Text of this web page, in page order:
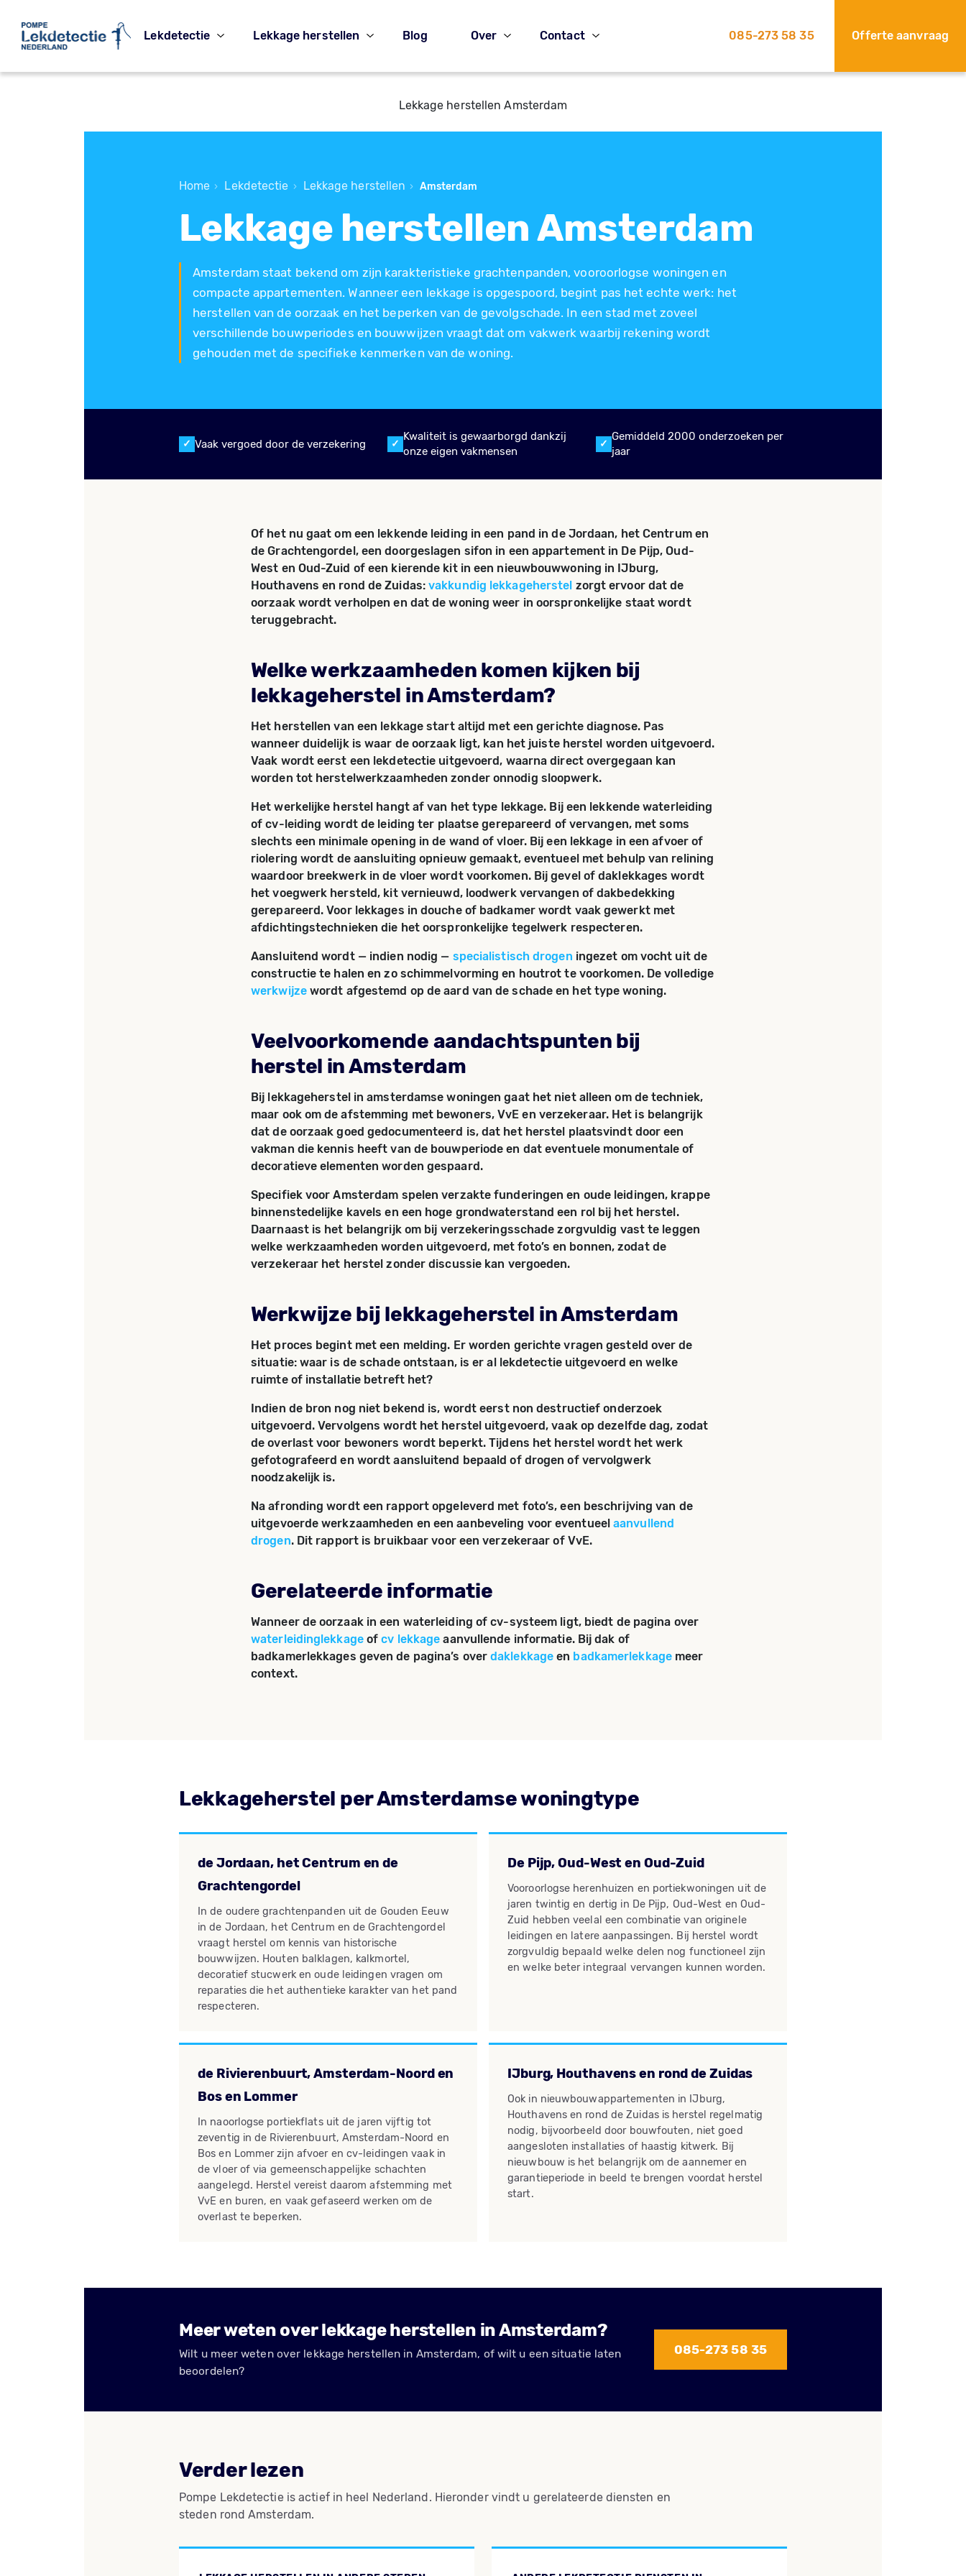
Lekdetectie Lekkage herstellen Blog Over Contact 085-273 58 35 Offerte aanvraag
Lekkage herstellen Amsterdam
Home › Lekdetectie › Lekkage herstellen › Amsterdam
Lekkage herstellen Amsterdam
Amsterdam staat bekend om zijn karakteristieke grachtenpanden, vooroorlogse woningen en
compacte appartementen. Wanneer een lekkage is opgespoord, begint pas het echte werk: het
herstellen van de oorzaak en het beperken van de gevolgschade. In een stad met zoveel
verschillende bouwperiodes en bouwwijzen vraagt dat om vakwerk waarbij rekening wordt
gehouden met de specifieke kenmerken van de woning.
Vaak vergoed door de verzekering
Kwaliteit is gewaarborgd dankzij
onze eigen vakmensen
Gemiddeld 2000 onderzoeken per
jaar
Of het nu gaat om een lekkende leiding in een pand in de Jordaan, het Centrum en
de Grachtengordel, een doorgeslagen sifon in een appartement in De Pijp, Oud-
West en Oud-Zuid of een kierende kit in een nieuwbouwwoning in IJburg,
Houthavens en rond de Zuidas:vakkundig lekkageherstel zorgt ervoor dat de
oorzaak wordt verholpen en dat de woning weer in oorspronkelijke staat wordt
teruggebracht.
Welke werkzaamheden komen kijken bij
lekkageherstel in Amsterdam?
Het herstellen van een lekkage start altijd met een gerichte diagnose. Pas
wanneer duidelijk is waar de oorzaak ligt, kan het juiste herstel worden uitgevoerd.
Vaak wordt eerst een lekdetectie uitgevoerd, waarna direct overgegaan kan
worden tot herstelwerkzaamheden zonder onnodig sloopwerk.
Het werkelijke herstel hangt af van het type lekkage. Bij een lekkende waterleiding
of cv-leiding wordt de leiding ter plaatse gerepareerd of vervangen, met soms
slechts een minimale opening in de wand of vloer. Bij een lekkage in een afvoer of
riolering wordt de aansluiting opnieuw gemaakt, eventueel met behulp van relining
waardoor breekwerk in de vloer wordt voorkomen. Bij gevel of daklekkages wordt
het voegwerk hersteld, kit vernieuwd, loodwerk vervangen of dakbedekking
gerepareerd. Voor lekkages in douche of badkamer wordt vaak gewerkt met
afdichtingstechnieken die het oorspronkelijke tegelwerk respecteren.
Aansluitend wordt — indien nodig — specialistisch drogen ingezet om vocht uit de
constructie te halen en zo schimmelvorming en houtrot te voorkomen. De volledige
werkwijzewordt afgestemd op de aard van de schade en het type woning.
Veelvoorkomende aandachtspunten bij
herstel in Amsterdam
Bij lekkageherstel in amsterdamse woningen gaat het niet alleen om de techniek,
maar ook om de afstemming met bewoners, VvE en verzekeraar. Het is belangrijk
dat de oorzaak goed gedocumenteerd is, dat het herstel plaatsvindt door een
vakman die kennis heeft van de bouwperiode en dat eventuele monumentale of
decoratieve elementen worden gespaard.
Specifiek voor Amsterdam spelen verzakte funderingen en oude leidingen, krappe
binnenstedelijke kavels en een hoge grondwaterstand een rol bij het herstel.
Daarnaast is het belangrijk om bij verzekeringsschade zorgvuldig vast te leggen
welke werkzaamheden worden uitgevoerd, met foto’s en bonnen, zodat de
verzekeraar het herstel zonder discussie kan vergoeden.
Werkwijze bij lekkageherstel in Amsterdam
Het proces begint met een melding. Er worden gerichte vragen gesteld over de
situatie: waar is de schade ontstaan, is er al lekdetectie uitgevoerd en welke
ruimte of installatie betreft het?
Indien de bron nog niet bekend is, wordt eerst non destructief onderzoek
uitgevoerd. Vervolgens wordt het herstel uitgevoerd, vaak op dezelfde dag, zodat
de overlast voor bewoners wordt beperkt. Tijdens het herstel wordt het werk
gefotografeerd en wordt aansluitend bepaald of drogen of vervolgwerk
noodzakelijk is.
Na afronding wordt een rapport opgeleverd met foto’s, een beschrijving van de
uitgevoerde werkzaamheden en een aanbeveling voor eventueelaanvullend
drogen. Dit rapport is bruikbaar voor een verzekeraar of VvE.
Gerelateerde informatie
Wanneer de oorzaak in een waterleiding of cv-systeem ligt, biedt de pagina over
waterleidinglekkageofcv lekkage aanvullende informatie. Bij dak of
badkamerlekkages geven de pagina’s overdaklekkage en badkamerlekkagemeer
context.
Lekkageherstel per Amsterdamse woningtype
de Jordaan, het Centrum en de
Grachtengordel
In de oudere grachtenpanden uit de Gouden Eeuw
in de Jordaan, het Centrum en de Grachtengordel
vraagt herstel om kennis van historische
bouwwijzen. Houten balklagen, kalkmortel,
decoratief stucwerk en oude leidingen vragen om
reparaties die het authentieke karakter van het pand
respecteren.
De Pijp, Oud-West en Oud-Zuid
Vooroorlogse herenhuizen en portiekwoningen uit de
jaren twintig en dertig in De Pijp, Oud-West en Oud-
Zuid hebben veelal een combinatie van originele
leidingen en latere aanpassingen. Bij herstel wordt
zorgvuldig bepaald welke delen nog functioneel zijn
en welke beter integraal vervangen kunnen worden.
de Rivierenbuurt, Amsterdam-Noord en
Bos en Lommer
In naoorlogse portiekflats uit de jaren vijftig tot
zeventig in de Rivierenbuurt, Amsterdam-Noord en
Bos en Lommer zijn afvoer en cv-leidingen vaak in
de vloer of via gemeenschappelijke schachten
aangelegd. Herstel vereist daarom afstemming met
VvE en buren, en vaak gefaseerd werken om de
overlast te beperken.
IJburg, Houthavens en rond de Zuidas
Ook in nieuwbouwappartementen in IJburg,
Houthavens en rond de Zuidas is herstel regelmatig
nodig, bijvoorbeeld door bouwfouten, niet goed
aangesloten installaties of haastig kitwerk. Bij
nieuwbouw is het belangrijk om de aannemer en
garantieperiode in beeld te brengen voordat herstel
start.
Meer weten over lekkage herstellen in Amsterdam?
Wilt u meer weten over lekkage herstellen in Amsterdam, of wilt u een situatie laten
beoordelen?
085-273 58 35
Verder lezen
Pompe Lekdetectie is actief in heel Nederland. Hieronder vindt u gerelateerde diensten en
steden rond Amsterdam.